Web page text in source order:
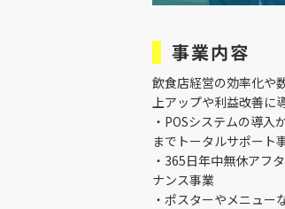
事業内容
飲食店経営の効率化や
上アップや利益改善に
・POSシステムの導入
までトータルサポート
・365日年中無休アフ
ナンス事業
・ポスターやメニュー